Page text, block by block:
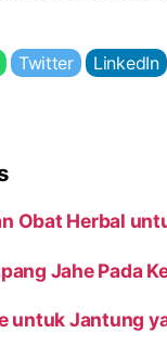
Twitter LinkedIn
Obat Herbal
Jahe Pada
untuk Jantung